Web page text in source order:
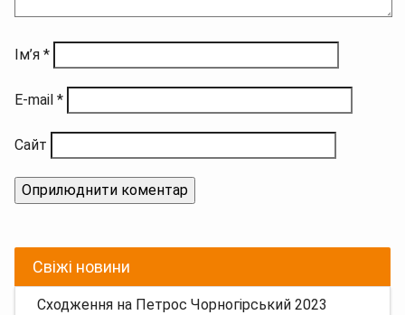
Ім’я *
E-mail *
Сайт
Свіжі новини
Сходження на Петрос Чорногірський 2023